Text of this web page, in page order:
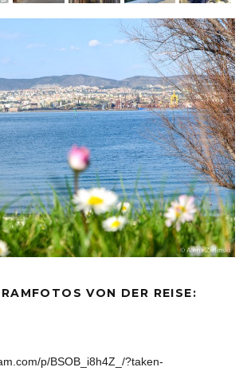
VON DER REISE:
p/BSOB_i8h4Z_/?taken-